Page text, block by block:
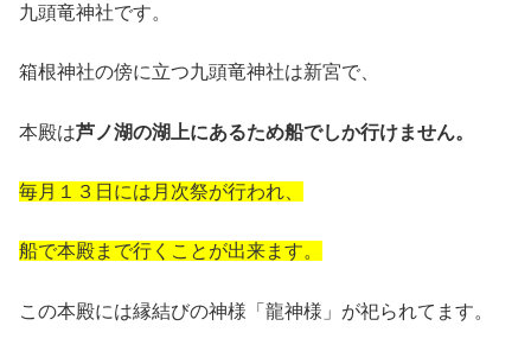
九頭竜神社です。
箱根神社の傍に立つ九頭竜神社は新宮で、
本殿は芦ノ湖の湖上にあるため船でしか行けません。
毎月１３日には月次祭が行われ、
船で本殿まで行くことが出来ます。
この本殿には縁結びの神様「龍神様」が祀られてます。